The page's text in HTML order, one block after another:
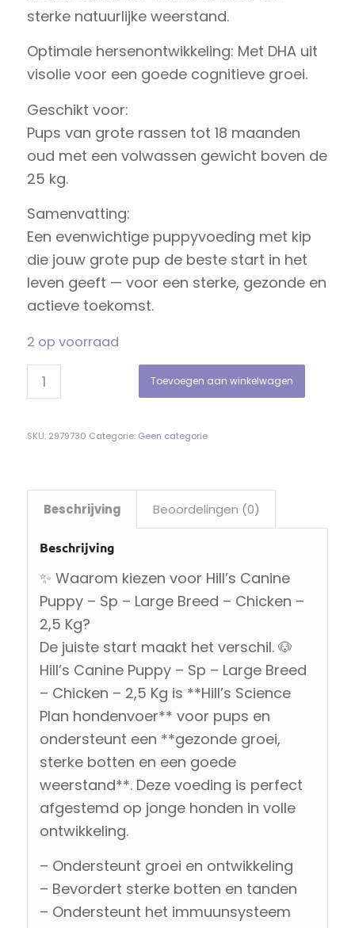
sterke natuurlijke weerstand.
Optimale hersenontwikkeling: Met DHA uit
visolie voor een goede cognitieve groei.
Geschikt voor:
Pups van grote rassen tot 18 maanden
oud met een volwassen gewicht boven de
25 kg.
Samenvatting:
Een evenwichtige puppyvoeding met kip
die jouw grote pup de beste start in het
leven geeft — voor een sterke, gezonde en
actieve toekomst.
2 op voorraad
Toevoegen aan winkelwagen
SKU: 2979730 Categorie: Geen categorie
Beschrijving Beoordelingen (0)
Beschrijving
✨ Waarom kiezen voor Hill’s Canine
Puppy – Sp – Large Breed – Chicken –
2,5 Kg?
De juiste start maakt het verschil. 🐶
Hill’s Canine Puppy – Sp – Large Breed
– Chicken – 2,5 Kg is **Hill’s Science
Plan hondenvoer** voor pups en
ondersteunt een **gezonde groei,
sterke botten en een goede
weerstand**. Deze voeding is perfect
afgestemd op jonge honden in volle
ontwikkeling.
– Ondersteunt groei en ontwikkeling
– Bevordert sterke botten en tanden
– Ondersteunt het immuunsysteem